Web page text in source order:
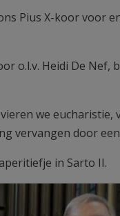
Pius X-koor voor
o.l.v. Heidi De Nef,
we
vervangen door
in Sarto II.